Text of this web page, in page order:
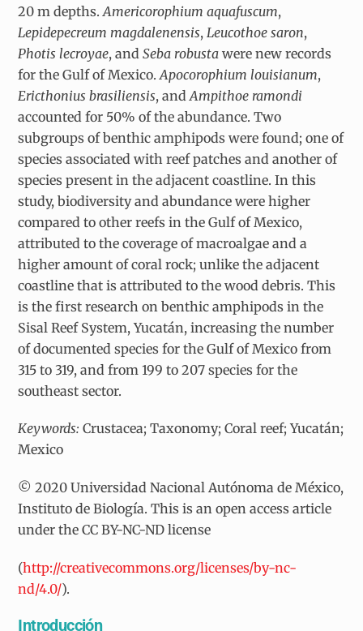
20 m depths.Americorophium aquafuscum,
Lepidepecreum magdalenensis, Leucothoe saron,
Photis lecroyae, andSeba robustawere new records
for the Gulf of Mexico.Apocorophium louisianum,
Ericthonius brasiliensis, andAmpithoe ramondi
accounted for 50% of the abundance. Two
subgroups of benthic amphipods were found; one of
species associated with reef patches and another of
species present in the adjacent coastline. In this
study, biodiversity and abundance were higher
compared to other reefs in the Gulf of Mexico,
attributed to the coverage of macroalgae and a
higher amount of coral rock; unlike the adjacent
coastline that is attributed to the wood debris. This
is the first research on benthic amphipods in the
Sisal Reef System, Yucatán, increasing the number
of documented species for the Gulf of Mexico from
315 to 319, and from 199 to 207 species for the
southeast sector.
Keywords:Crustacea; Taxonomy; Coral reef; Yucatán;
Mexico
© 2020 Universidad Nacional Autónoma de México,
Instituto de Biología. This is an open access article
under the CC BY-NC-ND license
(http://creativecommons.org/licenses/by-nc-
nd/4.0/).
Introducción